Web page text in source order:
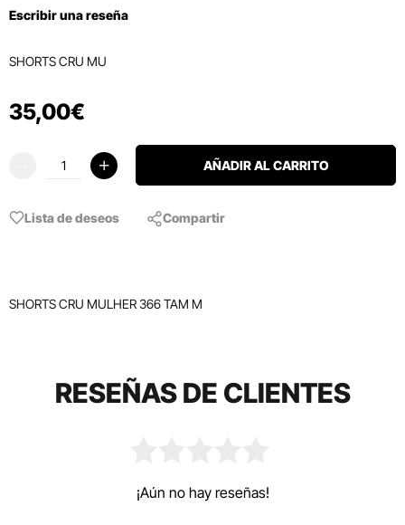
Escribir una reseña
SHORTS CRU MU
35,00€
AÑADIR AL CARRITO
Lista de deseos Compartir
SHORTS CRU MULHER 366 TAM M
RESEÑAS DE CLIENTES
¡Aún no hay reseñas!